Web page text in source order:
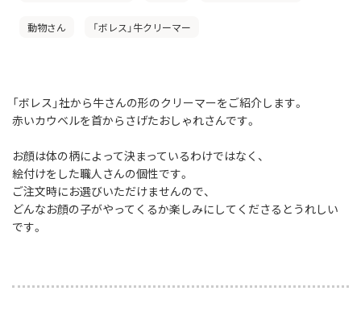
動物さん 「ボレス」牛クリーマー
「ボレス」社から牛さんの形のクリーマーをご紹介します。
赤いカウベルを首からさげたおしゃれさんです。
お顔は体の柄によって決まっているわけではなく、
絵付けをした職人さんの個性です。
ご注文時にお選びいただけませんので、
どんなお顔の子がやってくるか楽しみにしてくださるとうれしい
です。